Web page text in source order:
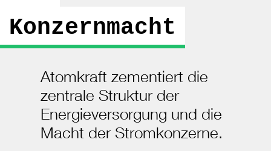
Konzernmacht
Atomkraft zementiert die
zentrale Struktur der
Energieversorgung und die
Macht der Stromkonzerne.